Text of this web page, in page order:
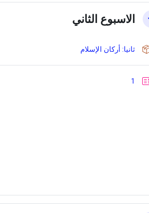
الاسبوع الثاني
ثانيا: أركان الإسلام
1